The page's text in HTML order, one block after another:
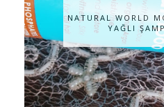
NATURAL WORLD
YAĞLI